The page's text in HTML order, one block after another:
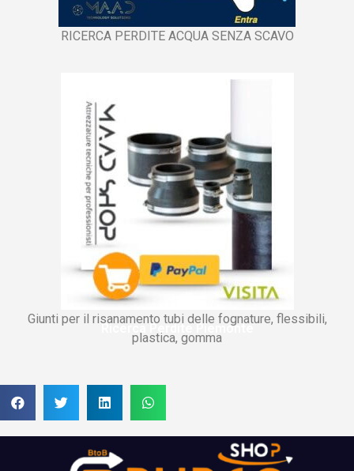
RICERCA PERDITE ACQUA SENZA SCAVO
Giunti per il risanamento tubi delle fognature, flessibili,
plastica, gomma
Ricerca Perdite Piemonte